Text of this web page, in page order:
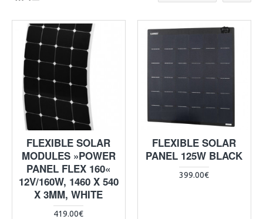
FLEXIBLE SOLAR
MODULES »POWER
PANEL FLEX 160«
12V/160W, 1460 X 540
X 3MM, WHITE
419.00€
FLEXIBLE SOLAR
PANEL 125W BLACK
399.00€